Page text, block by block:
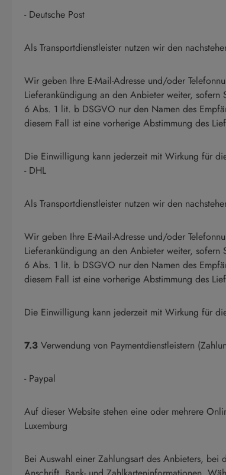
- Deutsche Post
Als Transportdienstleister nutzen wir den
Wir geben Ihre E-Mail-Adresse und/oder
Lieferankündigung an den Anbieter weiter,
6 Abs. 1 lit. b DSGVO nur den Namen des
diesem Fall ist eine vorherige Abstimmung des
Die Einwilligung kann jederzeit mit Wirkung für
- DHL
Als Transportdienstleister nutzen wir den
Wir geben Ihre E-Mail-Adresse und/oder
Lieferankündigung an den Anbieter weiter,
6 Abs. 1 lit. b DSGVO nur den Namen des
diesem Fall ist eine vorherige Abstimmung des
Die Einwilligung kann jederzeit mit Wirkung für
7.3 Verwendung von Paymentdienstleistern
- Paypal
Auf dieser Website stehen eine oder mehrere
Luxemburg
Bei Auswahl einer Zahlungsart des Anbieters, bei